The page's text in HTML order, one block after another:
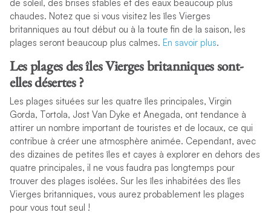
de soleil, des brises stables et des eaux beaucoup plus
chaudes. Notez que si vous visitez les îles Vierges
britanniques au tout début ou à la toute fin de la saison, les
plages seront beaucoup plus calmes. En savoir plus.
Les plages des îles Vierges britanniques sont-
elles désertes ?
Les plages situées sur les quatre îles principales, Virgin
Gorda, Tortola, Jost Van Dyke et Anegada, ont tendance à
attirer un nombre important de touristes et de locaux, ce qui
contribue à créer une atmosphère animée. Cependant, avec
des dizaines de petites îles et cayes à explorer en dehors des
quatre principales, il ne vous faudra pas longtemps pour
trouver des plages isolées. Sur les îles inhabitées des îles
Vierges britanniques, vous aurez probablement les plages
pour vous tout seul !